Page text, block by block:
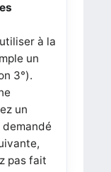
à la
un
3°).
un
pas fait